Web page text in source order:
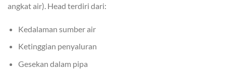
angkat air). Head terdiri dari:
Kedalaman sumber air
Ketinggian penyaluran
Gesekan dalam pipa